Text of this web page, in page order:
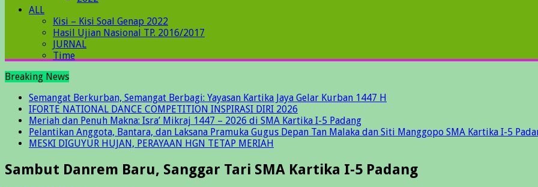
ALL
Kisi – Kisi Soal Genap 2022
Hasil Ujian Nasional TP. 2016/2017
JURNAL
Time
Breaking News
Semangat Berkurban, Semangat Berbagi: Yayasan Kartika Jaya Gelar Kurban 1447 H
IFORTE NATIONAL DANCE COMPETITION INSPIRASI DIRI 2026
Meriah dan Penuh Makna: Isra’ Mikraj 1447 – 2026 di SMA Kartika I-5 Padang
Pelantikan Anggota, Bantara, dan Laksana Pramuka Gugus Depan Tan Malaka dan Siti Manggopo SMA Kartika I-5
MESKI DIGUYUR HUJAN, PERAYAAN HGN TETAP MERIAH
Sambut Danrem Baru, Sanggar Tari SMA Kartika I-5 Padang